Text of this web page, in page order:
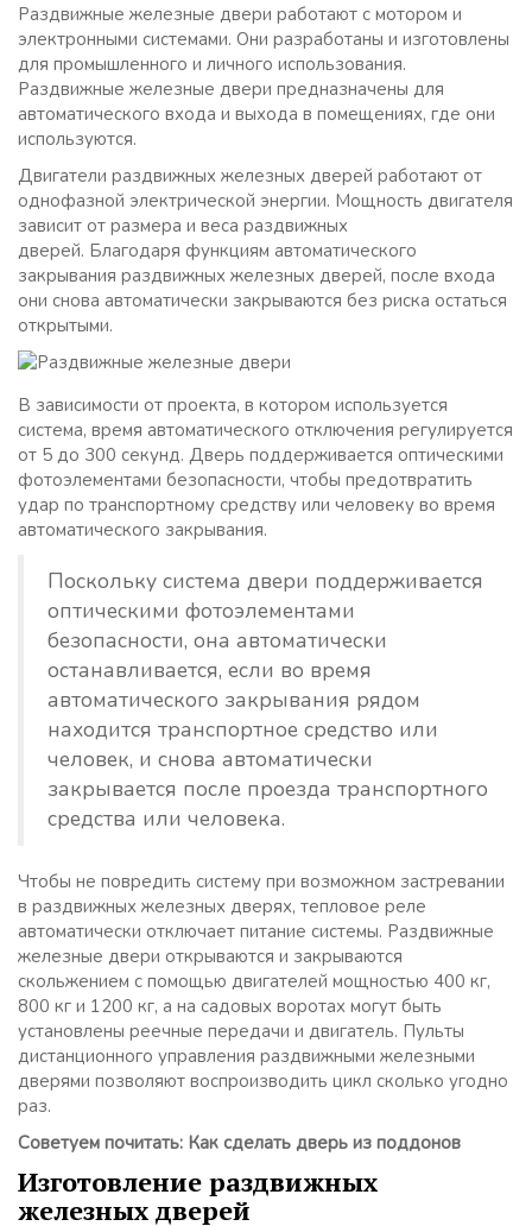
Раздвижные железные двери работают с мотором и
электронными системами. Они разработаны и изготовлены
для промышленного и личного использования.
Раздвижные железные двери предназначены для
автоматического входа и выхода в помещениях, где они
используются.
Двигатели раздвижных железных дверей работают от
однофазной электрической энергии. Мощность двигателя
зависит от размера и веса раздвижных
дверей. Благодаря функциям автоматического
закрывания раздвижных железных дверей, после входа
они снова автоматически закрываются без риска остаться
открытыми.
В зависимости от проекта, в котором используется
система, время автоматического отключения регулируется
от 5 до 300 секунд. Дверь поддерживается оптическими
фотоэлементами безопасности, чтобы предотвратить
удар по транспортному средству или человеку во время
автоматического закрывания.
Поскольку система двери поддерживается
оптическими фотоэлементами
безопасности, она автоматически
останавливается, если во время
автоматического закрывания рядом
находится транспортное средство или
человек, и снова автоматически
закрывается после проезда транспортного
средства или человека.
Чтобы не повредить систему при возможном застревании
в раздвижных железных дверях, тепловое реле
автоматически отключает питание системы. Раздвижные
железные двери открываются и закрываются
скольжением с помощью двигателей мощностью 400 кг,
800 кг и 1200 кг, а на садовых воротах могут быть
установлены реечные передачи и двигатель. Пульты
дистанционного управления раздвижными железными
дверями позволяют воспроизводить цикл сколько угодно
раз.
Советуем почитать: Как сделать дверь из поддонов
Изготовление раздвижных
железных дверей